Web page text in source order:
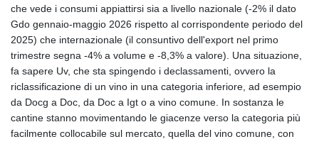
che vede i consumi appiattirsi sia a livello nazionale (-2% il dato
Gdo gennaio-maggio 2026 rispetto al corrispondente periodo del
2025) che internazionale (il consuntivo dell'export nel primo
trimestre segna -4% a volume e -8,3% a valore). Una situazione,
fa sapere Uv, che sta spingendo i declassamenti, ovvero la
riclassificazione di un vino in una categoria inferiore, ad esempio
da Docg a Doc, da Doc a Igt o a vino comune. In sostanza le
cantine stanno movimentando le giacenze verso la categoria più
facilmente collocabile sul mercato, quella del vino comune, con